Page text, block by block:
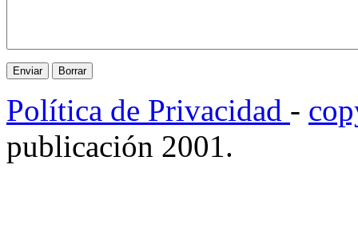
Política de Privacidad -
publicación 2001.